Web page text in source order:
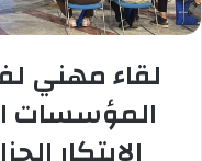
لقاء مهني
المؤسسات